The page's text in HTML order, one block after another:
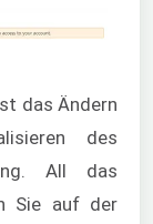
das Ändern
des
All das
Sie auf der